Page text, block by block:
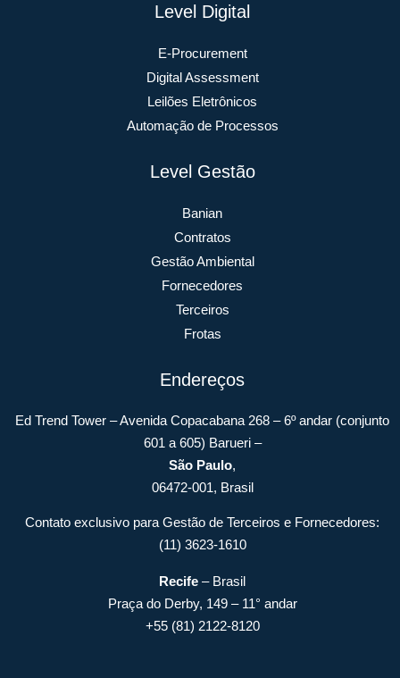
Level Digital
E-Procurement
Digital Assessment
Leilões Eletrônicos
Automação de Processos
Level Gestão
Banian
Contratos
Gestão Ambiental
Fornecedores
Terceiros
Frotas
Endereços
Ed Trend Tower – Avenida Copacabana 268 – 6º andar (conjunto
601 a 605) Barueri –
São Paulo,
06472-001, Brasil
Contato exclusivo para Gestão de Terceiros e Fornecedores:
(11) 3623-1610
Recife – Brasil
Praça do Derby, 149 – 11° andar
+55 (81) 2122-8120